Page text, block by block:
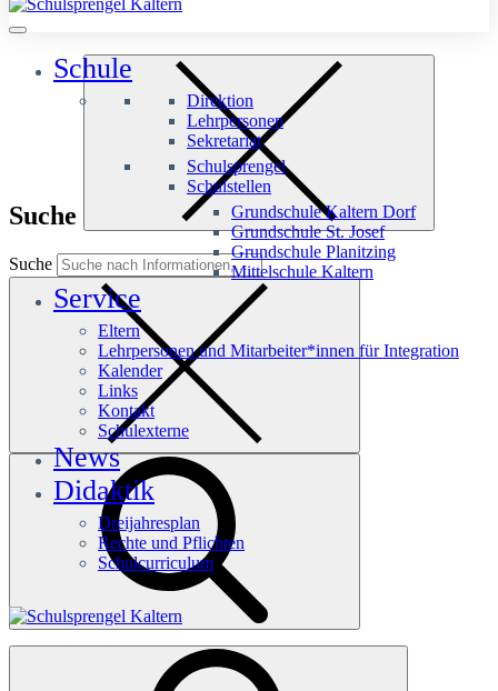
Schule
Direktion
Lehrpersonen
Sekretariat
Schulsprengel
Schulstellen
Grundschule Kaltern Dorf
Grundschule St. Josef
Grundschule Planitzing
Mittelschule Kaltern
Service
Eltern
Lehrpersonen und Mitarbeiter*innen für Integration
Kalender
Links
Kontakt
Schulexterne
News
Didaktik
Dreijahresplan
Rechte und Pflichten
Schulcurriculum
Suche
Suche
Häufige Suchanfragen